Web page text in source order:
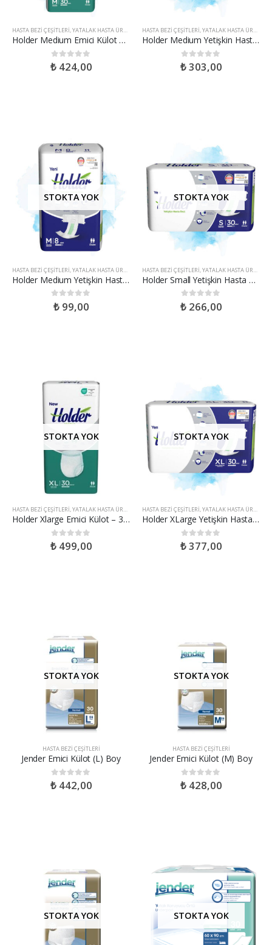
HASTA BEZI ÇEŞITLERI,YATALAK HASTA ÜRÜNLERI
Holder Medium Emici Külot – 30 Adet
0 out of 5
₺424,00
HASTA BEZI ÇEŞITLERI,YATALAK HASTA ÜRÜNLERI
Holder Medium Yetişkin Hasta Bezi – 30 Adet
0 out of 5
₺303,00
STOKTA YOK
HASTA BEZI ÇEŞITLERI,YATALAK HASTA ÜRÜNLERI
Holder Medium Yetişkin Hasta Bezi – 8 Adet
0out of 5
₺99,00
STOKTA YOK
HASTA BEZI ÇEŞITLERI,YATALAK HASTA ÜRÜNLERI
Holder Small Yetişkin Hasta Bezi – 30 Adet
0 out of 5
₺266,00
STOKTA YOK
HASTA BEZI ÇEŞITLERI,YATALAK HASTA ÜRÜNLERI
Holder Xlarge Emici Külot – 30 Adet
0 out of 5
₺499,00
STOKTA YOK
HASTA BEZI ÇEŞITLERI,YATALAK HASTA ÜRÜNLERI
Holder XLarge Yetişkin Hasta Bezi – 30 Adet
0 out of 5
₺377,00
STOKTA YOK
HASTA BEZI ÇEŞITLERI
Jender Emici Külot (L) Boy
0 out of 5
₺442,00
STOKTA YOK
HASTA BEZI ÇEŞITLERI
Jender Emici Külot (M) Boy
0 out of 5
₺428,00
STOKTA YOK STOKTA YOK